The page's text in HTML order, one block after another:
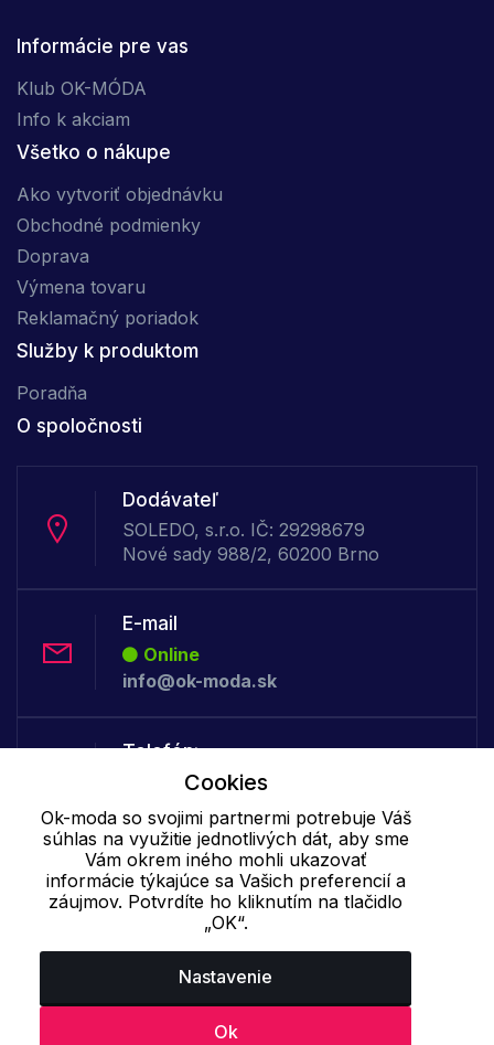
Informácie pre vas
Klub OK-MÓDA
Info k akciam
Všetko o nákupe
Ako vytvoriť objednávku
Obchodné podmienky
Doprava
Výmena tovaru
Reklamačný poriadok
Služby k produktom
Poradňa
O spoločnosti
Dodávateľ
SOLEDO, s.r.o. IČ: 29298679
Nové sady 988/2, 60200 Brno
E-mail
Online
info@ok-moda.sk
Telefón:
Offline
Cookie - podrobné nastavenie Ďalšie informácie
Spracovanie
osobných údajov
Cookies
Ok-moda so svojimi partnermi potrebuje Váš
súhlas na využitie jednotlivých dát, aby sme
Vám okrem iného mohli ukazovať
informácie týkajúce sa Vašich preferencií a
záujmov. Potvrdíte ho kliknutím na tlačidlo
„OK“.
Nastavenie
Ok